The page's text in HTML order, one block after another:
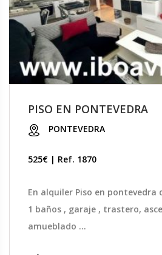
PISO EN PONTEVEDRA
PONTEVEDRA
525€ | Ref. 1870
En alquiler Piso en pontevedra
1 baños , garaje , trastero,
amueblado ...